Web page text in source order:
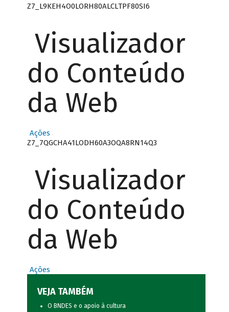
Z7_L9KEH4O0LORH80ALCLTPF80SI6
Visualizador
do Conteúdo
da Web
Ações
Z7_7QGCHA41LODH60A3OQA8RN14Q3
Visualizador
do Conteúdo
da Web
Ações
VEJA TAMBÉM
O BNDES e o apoio à cultura